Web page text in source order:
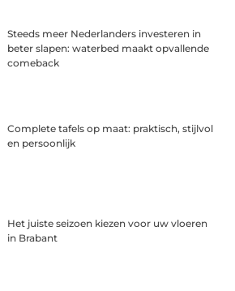
Steeds meer Nederlanders investeren in
beter slapen: waterbed maakt opvallende
comeback
Complete tafels op maat: praktisch, stijlvol
en persoonlijk
Het juiste seizoen kiezen voor uw vloeren
in Brabant